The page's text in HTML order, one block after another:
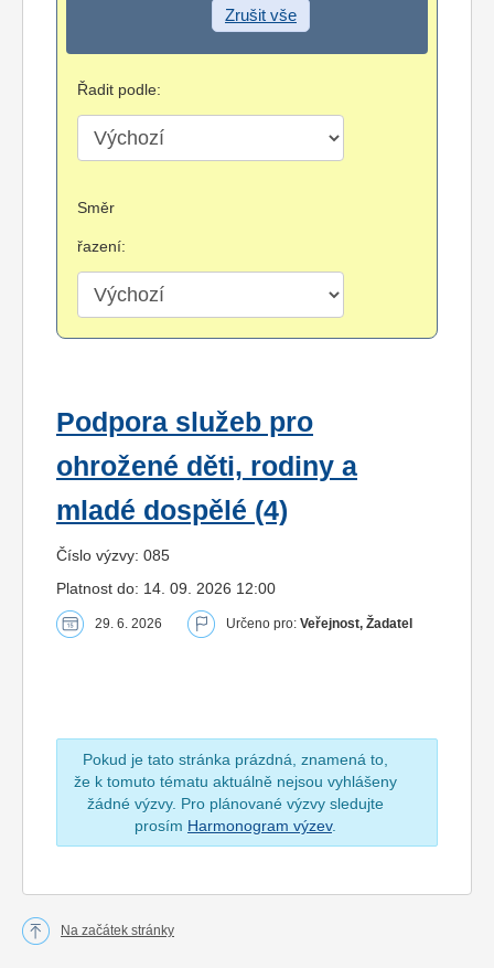
Zrušit vše
Řadit podle:
Směr
řazení:
Podpora služeb pro
ohrožené děti, rodiny a
mladé dospělé (4)
Číslo výzvy: 085
Platnost do: 14. 09. 2026 12:00
29. 6. 2026 Určeno pro: Veřejnost, Žadatel
Pokud je tato stránka prázdná, znamená to,
že k tomuto tématu aktuálně nejsou vyhlášeny
žádné výzvy. Pro plánované výzvy sledujte
prosím Harmonogram výzev.
Na začátek stránky